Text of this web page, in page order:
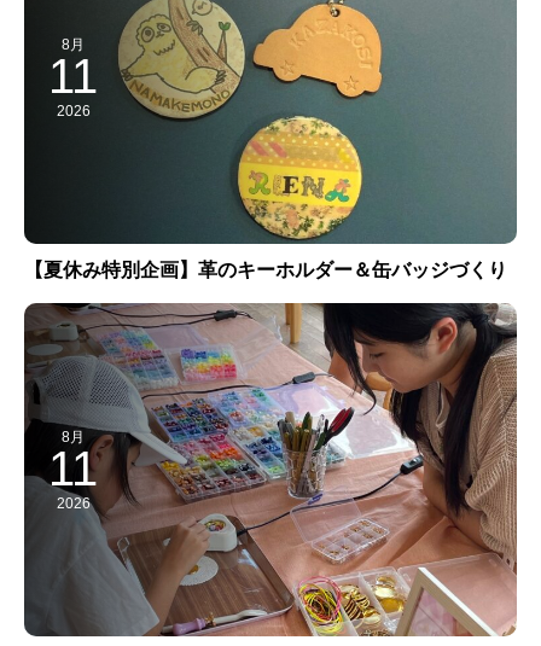
8月
11
2026
【夏休み特別企画】革のキーホルダー＆缶バッジづくり
8月
11
2026